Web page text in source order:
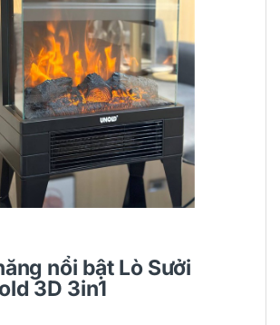
nổi bật Lò Sưởi
3D 3in1